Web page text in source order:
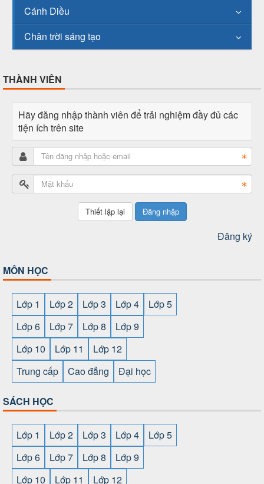
Cánh Diều
Chân trời sáng tạo
THÀNH VIÊN
Hãy đăng nhập thành viên để trải nghiệm đầy đủ các
tiện ích trên site
Đăng nhập
Đăng ký
MÔN HỌC
Lớp 1 Lớp 2 Lớp 3 Lớp 4
Lớp 5
Lớp 6
Lớp 7 Lớp 8
Lớp 9
Lớp 10
Lớp 11
Lớp 12
Trung cấp
Cao đẳng Đại học
SÁCH HỌC
Lớp 1 Lớp 2 Lớp 3 Lớp 4
Lớp 5
Lớp 6
Lớp 7 Lớp 8
Lớp 9
Lớp 10
Lớp 11
Lớp 12